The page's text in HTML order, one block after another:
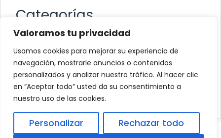
Valoramos tu privacidad
Usamos cookies para mejorar su experiencia de
navegación, mostrarle anuncios o contenidos
personalizados y analizar nuestro tráfico. Al hacer clic
en “Aceptar todo” usted da su consentimiento a
nuestro uso de las cookies.
Personalizar Rechazar todo
Categorías
Alimentación
Destacados
Hogar
Salud